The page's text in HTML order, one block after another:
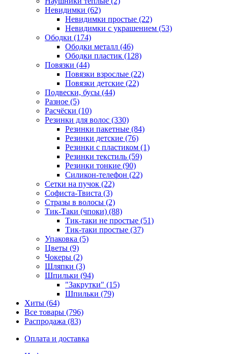
Невидимки (62)
Невидимки простые (22)
Невидимки с украшением (53)
Ободки (174)
Ободки металл (46)
Ободки пластик (128)
Повязки (44)
Повязки взрослые (22)
Повязки детские (22)
Подвески, бусы (44)
Разное (5)
Расчёски (10)
Резинки для волос (330)
Резинки пакетные (84)
Резинки детские (76)
Резинки с пластиком (1)
Резинки текстиль (59)
Резинки тонкие (90)
Силикон-телефон (22)
Сетки на пучок (22)
Софиста-Твиста (3)
Стразы в волосы (2)
Тик-Таки (чпоки) (88)
Тик-таки не простые (51)
Тик-таки простые (37)
Упаковка (5)
Цветы (9)
Чокеры (2)
Шляпки (3)
Шпильки (94)
"Закрутки" (15)
Шпильки (79)
Хиты (64)
Все товары (796)
Распродажа (83)
Оплата и доставка